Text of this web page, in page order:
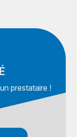
prestataire !